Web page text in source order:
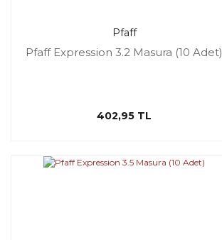
Pfaff
Pfaff Expression 3.2 Masura (10 Adet)
402,95 TL